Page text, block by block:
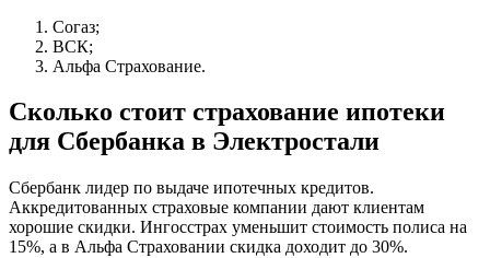
Согаз;
ВСК;
Альфа Страхование.
Сколько стоит страхование ипотеки
для Сбербанка в Электростали
Сбербанк лидер по выдаче ипотечных кредитов.
Аккредитованных страховые компании дают клиентам
хорошие скидки. Ингосстрах уменьшит стоимость полиса на
15%, а в Альфа Страховании скидка доходит до 30%.